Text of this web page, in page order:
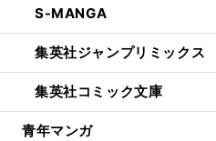
S-MANGA
集英社ジャンプリミックス
集英社コミック文庫
青年マンガ